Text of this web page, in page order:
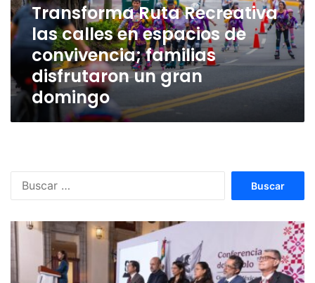
espacios
de
convivencia;
familias
disfrutaron
un
gran
Transforma Ruta Recreativa
las calles en espacios de
convivencia; familias
disfrutaron un gran
domingo